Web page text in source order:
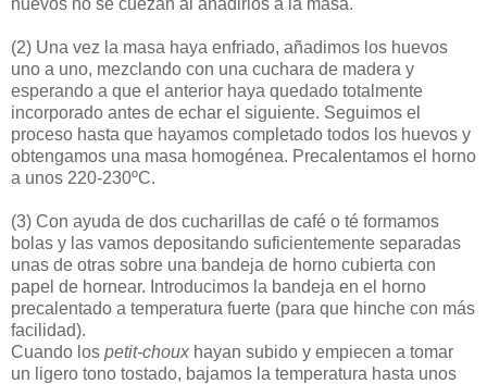
(2) Una vez la masa haya enfriado, añadimos los huevos
uno a uno, mezclando con una cuchara de madera y
esperando a que el anterior haya quedado totalmente
incorporado antes de echar el siguiente. Seguimos el
proceso hasta que hayamos completado todos los huevos y
obtengamos una masa homogénea. Precalentamos el horno
a unos 220-230ºC.
(3) Con ayuda de dos cucharillas de café o té formamos
bolas y las vamos depositando suficientemente separadas
unas de otras sobre una bandeja de horno cubierta con
papel de hornear. Introducimos la bandeja en el horno
precalentado a temperatura fuerte (para que hinche con más
facilidad).
Cuando los petit-choux hayan subido y empiecen a tomar
un ligero tono tostado, bajamos la temperatura hasta unos